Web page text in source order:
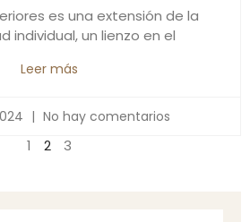
es una extensión de la
individual, un lienzo en el
Leer más
No hay comentarios
1 2 3